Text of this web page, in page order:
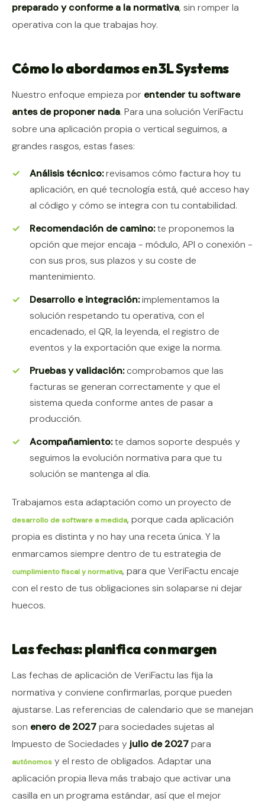
preparado y conforme a la normativa, sin romper la
operativa con la que trabajas hoy.
Cómo lo abordamos en 3L Systems
Nuestro enfoque empieza por entender tu software
antes de proponer nada. Para una solución VeriFactu
sobre una aplicación propia o vertical seguimos, a
grandes rasgos, estas fases:
Análisis técnico:revisamos cómo factura hoy tu
aplicación, en qué tecnología está, qué acceso hay
al código y cómo se integra con tu contabilidad.
Recomendación de camino:te proponemos la
opción que mejor encaja - módulo, API o conexión -
con sus pros, sus plazos y su coste de
mantenimiento.
Desarrollo e integración:implementamos la
solución respetando tu operativa, con el
encadenado, el QR, la leyenda, el registro de
eventos y la exportación que exige la norma.
Pruebas y validación:comprobamos que las
facturas se generan correctamente y que el
sistema queda conforme antes de pasar a
producción.
Acompañamiento:te damos soporte después y
seguimos la evolución normativa para que tu
solución se mantenga al día.
Trabajamos esta adaptación como un proyecto de
desarrollo de software a medida, porque cada aplicación
propia es distinta y no hay una receta única. Y la
enmarcamos siempre dentro de tu estrategia de
cumplimiento fiscal y normativa, para que VeriFactu encaje
con el resto de tus obligaciones sin solaparse ni dejar
huecos.
Las fechas: planifica con margen
Las fechas de aplicación de VeriFactu las fija la
normativa y conviene confirmarlas, porque pueden
ajustarse. Las referencias de calendario que se manejan
son enero de 2027para sociedades sujetas al
Impuesto de Sociedades y julio de 2027para
autónomos y el resto de obligados. Adaptar una
aplicación propia lleva más trabajo que activar una
casilla en un programa estándar, así que el mejor